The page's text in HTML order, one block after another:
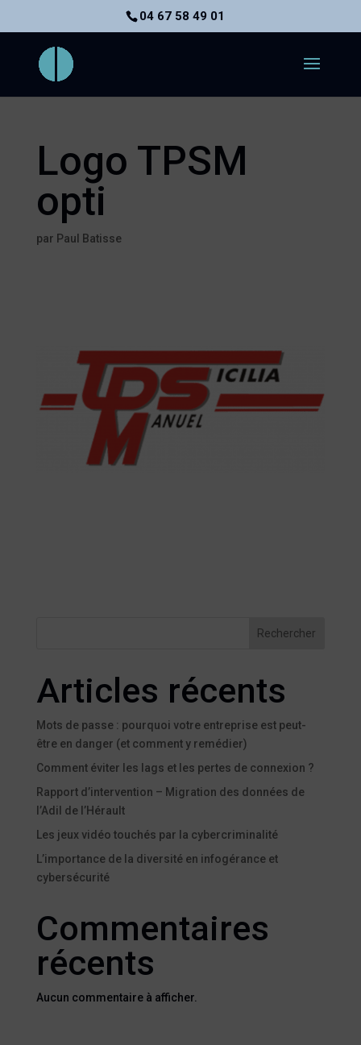
04 67 58 49 01
Logo TPSM
opti
par Paul Batisse
Rechercher
Articles récents
Mots de passe : pourquoi votre entreprise est peut-
être en danger (et comment y remédier)
Comment éviter les lags et les pertes de connexion ?
Rapport d’intervention – Migration des données de
l’Adil de l’Hérault
Les jeux vidéo touchés par la cybercriminalité
L’importance de la diversité en infogérance et
cybersécurité
Commentaires
récents
Aucun commentaire à afficher.